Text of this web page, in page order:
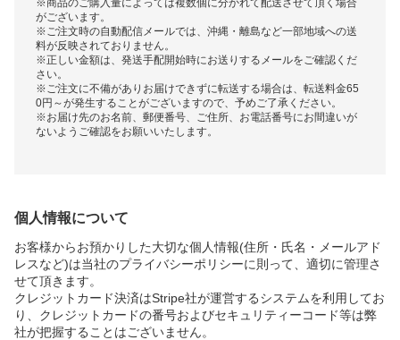
がございます。
※ご注文時の自動配信メールでは、沖縄・離島など一部地域への送
料が反映されておりません。
※正しい金額は、発送手配開始時にお送りするメールをご確認くだ
さい。
※ご注文に不備がありお届けできずに転送する場合は、転送料金65
0円～が発生することがございますので、予めご了承ください。
※お届け先のお名前、郵便番号、ご住所、お電話番号にお間違いが
ないようご確認をお願いいたします。
個人情報について
お客様からお預かりした大切な個人情報(住所・氏名・メールアド
レスなど)は当社のプライバシーポリシーに則って、適切に管理さ
せて頂きます。
クレジットカード決済はStripe社が運営するシステムを利用してお
り、クレジットカードの番号およびセキュリティーコード等は弊
社が把握することはございません。